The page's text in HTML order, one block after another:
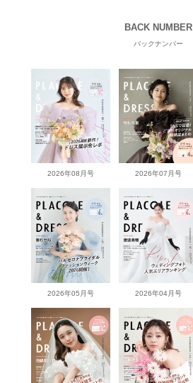
BACK NUMBER
バックナンバー
2026年08月号 2026年07月号
2026年05月号 2026年04月号